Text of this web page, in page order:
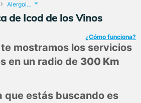
Alergología
de Icod de los Vinos
¿Cómo funciona?
mostramos los servicios
en un radio de 300 Km
que estás buscando es